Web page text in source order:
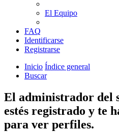
El Equipo
FAQ
Identificarse
Registrarse
Inicio Índice general
Buscar
El administrador del
estés registrado y te
para ver perfiles.